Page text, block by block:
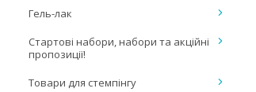
Гель-лак
Стартові набори, набори та акційні
пропозиції!
Товари для стемпінгу